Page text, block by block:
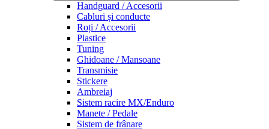
Handguard / Accesorii
Cabluri și conducte
Roți / Accesorii
Plastice
Tuning
Ghidoane / Mansoane
Transmisie
Stickere
Ambreiaj
Sistem racire MX/Enduro
Manete / Pedale
Sistem de frânare